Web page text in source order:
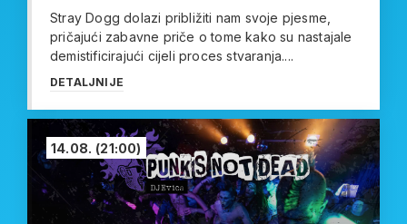
Stray Dogg dolazi približiti nam svoje pjesme,
pričajući zabavne priče o tome kako su nastajale
demistificirajući cijeli proces stvaranja....
DETALJNIJE
14.08. (21:00)